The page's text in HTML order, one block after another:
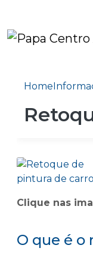
Home
Clique nas
O que é o